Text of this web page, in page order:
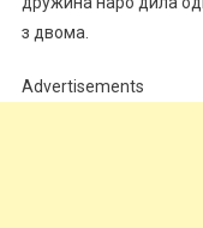
з двома.
Advertisements